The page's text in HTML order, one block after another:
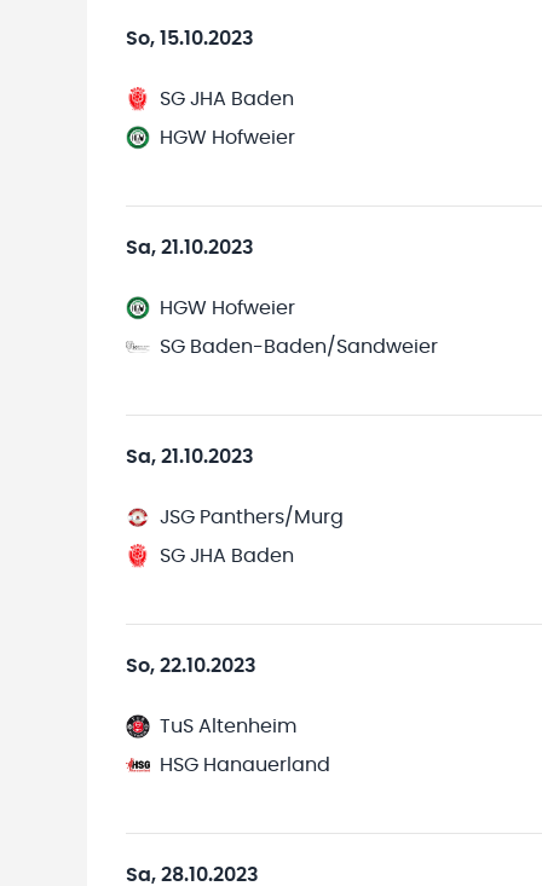
So, 15.10.2023
SG JHA Baden
HGW Hofweier
Sa, 21.10.2023
HGW Hofweier
SG Baden-Baden/Sandweier
Sa, 21.10.2023
JSG Panthers/Murg
SG JHA Baden
So, 22.10.2023
TuS Altenheim
HSG Hanauerland
Sa, 28.10.2023